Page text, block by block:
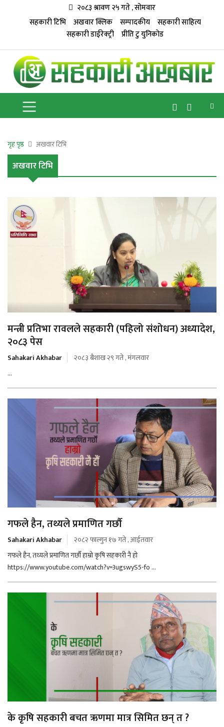
२०८३ श्रावण २५ गते , सोमवार
सहकारी टिभि
अखवार क्लिक सम्पादकीय
सहकारी साहित्य
सहकारी डाईरेक्ट्री प्रीति टु युनिकोड
गृह पृष्ठ अखवार टिभि
अखवार टिभि
मन्त्री प्रतिभा रावलले सहकारी (पहिलो संशोधन) अध्यादेश,
२०८३ पेस
Sahakari Akhabar
२०८३ बैशाख २९ गते , मंगलवार
...
गफले हैन, तथ्यले प्रमाणित गर्छौ
Sahakari Akhabar
२०८२ फाल्गुन १७ गते , आईतवार
गफले हैन, तथ्यले प्रमाणित गर्छौ हाम्रो कृषि सहकारी नै हो
https://www.youtube.com/watch?v=3ugswyS5-fo ...
के कृषि सहकारी बचत ऋणमा मात्र सिमित छन् त ?